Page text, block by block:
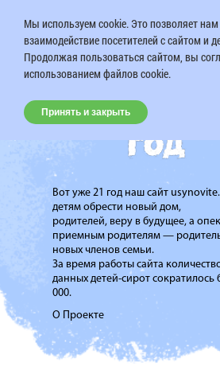
Вот уже 21 год наш сайт
детям обрести новый дом,
родителей, веру в будущее, а
приемным родителям —
новых членов семьи.
За время работы сайта
данных детей-сирот сократилось
000.
О Проекте
Мы используем cookie. Это позволяет
взаимодействие посетителей с сайтом и
Продолжая пользоваться сайтом, вы
использованием файлов cookie.
Принять и закрыть